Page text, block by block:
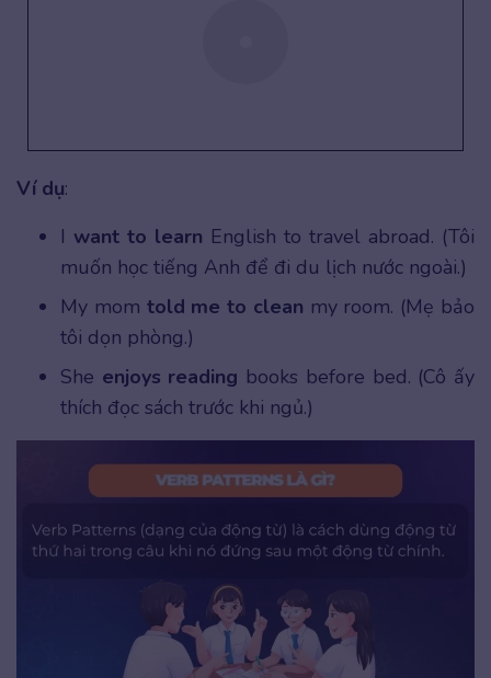
Ví dụ:
I want to learn English to travel abroad. (Tôi
muốn học tiếng Anh để đi du lịch nước ngoài.)
My mom told me to clean my room. (Mẹ bảo
tôi dọn phòng.)
She enjoys reading books before bed. (Cô ấy
thích đọc sách trước khi ngủ.)